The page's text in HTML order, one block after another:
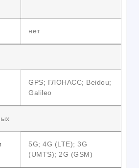
нет
GPS; ГЛОНАСС; Beidou;
Galileo
5G; 4G (LTE); 3G
(UMTS); 2G (GSM)